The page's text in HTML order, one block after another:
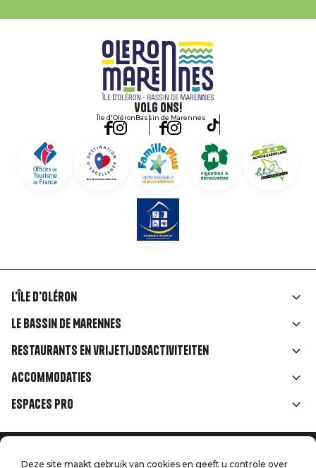
Volg ons!
Île d'OléronBassin de Marennes
Liens
rubriques
L'île d'Oléron
Le Bassin de Marennes
Restaurants en vrijetijdsactiviteiten
Accommodaties
Espaces Pro
Home
Deze site maakt gebruik van cookies en geeft u controle over